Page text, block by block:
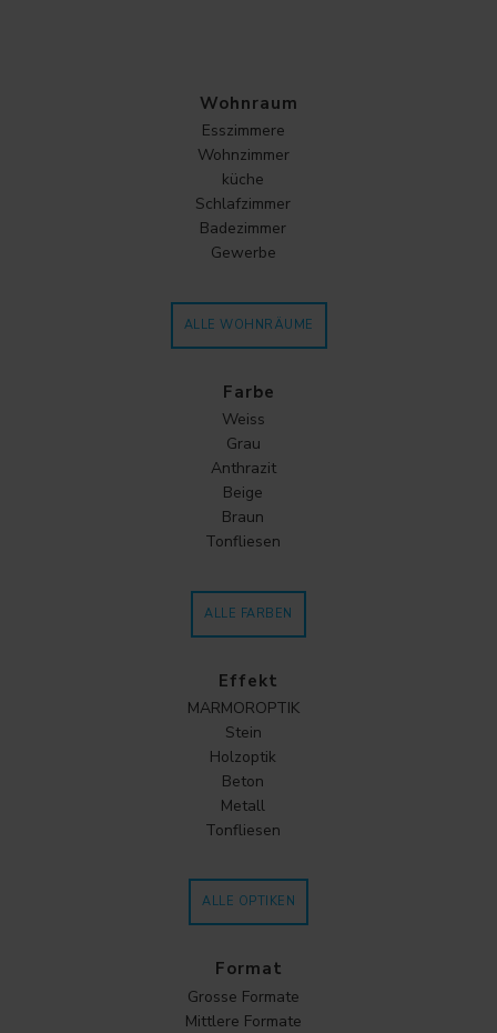
Wohnraum
Esszimmere
Wohnzimmer
küche
Schlafzimmer
Badezimmer
Gewerbe
ALLE WOHNRÄUME
Farbe
Weiss
Grau
Anthrazit
Beige
Braun
Tonfliesen
ALLE FARBEN
Effekt
MARMOROPTIK
Stein
Holzoptik
Beton
Metall
Tonfliesen
ALLE OPTIKEN
Format
Grosse Formate
Mittlere Formate